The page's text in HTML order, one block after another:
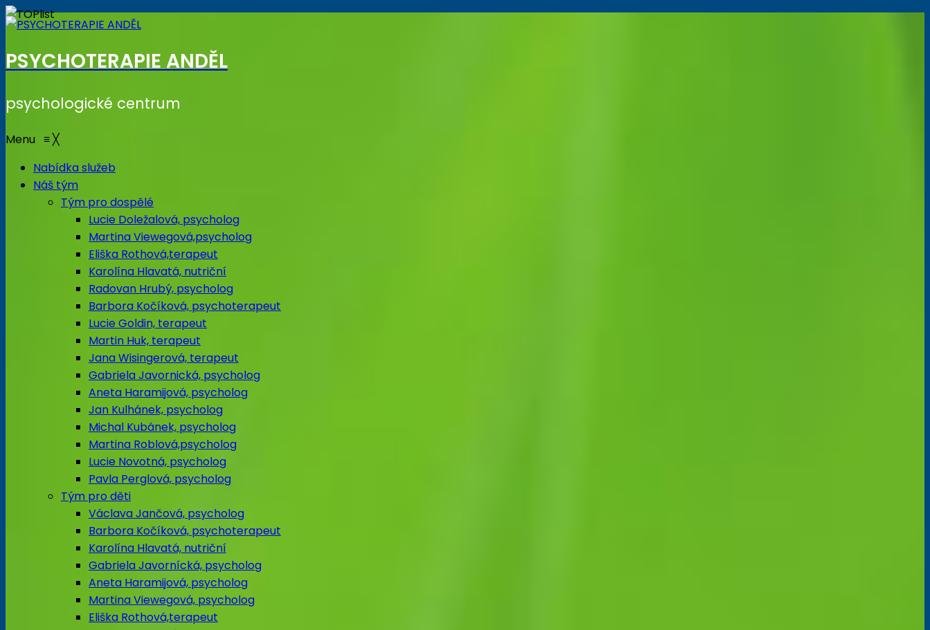
PSYCHOTERAPIE ANDĚL
psychologické centrum
Menu ≡╳
Nabídka služeb
Náš tým
Tým pro dospělé
Lucie Doležalová, psycholog
Martina Viewegová,psycholog
Eliška Rothová,terapeut
Karolína Hlavatá, nutriční
Radovan Hrubý, psycholog
Barbora Kočíková, psychoterapeut
Lucie Goldin, terapeut
Martin Huk, terapeut
Jana Wisingerová, terapeut
Gabriela Javornická, psycholog
Aneta Haramijová, psycholog
Jan Kulhánek, psycholog
Michal Kubánek, psycholog
Martina Roblová,psycholog
Lucie Novotná, psycholog
Pavla Perglová, psycholog
Tým pro děti
Václava Jančová, psycholog
Barbora Kočíková, psychoterapeut
Karolína Hlavatá, nutriční
Gabriela Javornícká, psycholog
Aneta Haramijová, psycholog
Martina Viewegová, psycholog
Eliška Rothová,terapeut